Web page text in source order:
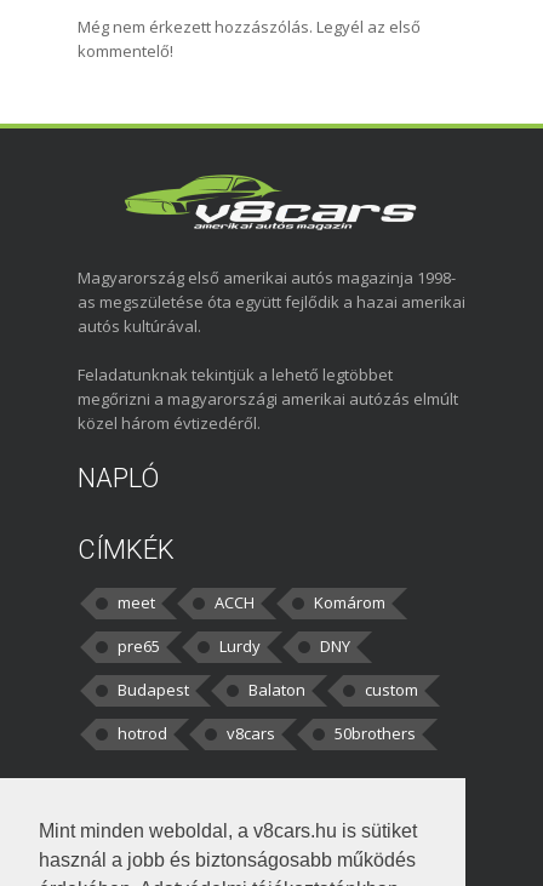
Mint minden weboldal, a v8cars.hu is sütiket
használ a jobb és biztonságosabb működés
Még nem érkezett hozzászólás. Legyél az első
kommentelő!
Magyarország első amerikai autós magazinja 1998-
as megszületése óta együtt fejlődik a hazai amerikai
autós kultúrával.
Feladatunknak tekintjük a lehető legtöbbet
megőrizni a magyarországi amerikai autózás elmúlt
közel három évtizedéről.
NAPLÓ
CÍMKÉK
meet ACCH
Komárom
pre65
Lurdy
DNY
Budapest
Balaton
custom
hotrod
v8cars 50brothers
kortisz:Elszúrtam! Én csak két
darabbaal számoltam. Nem tudtam, hogy fél autót,